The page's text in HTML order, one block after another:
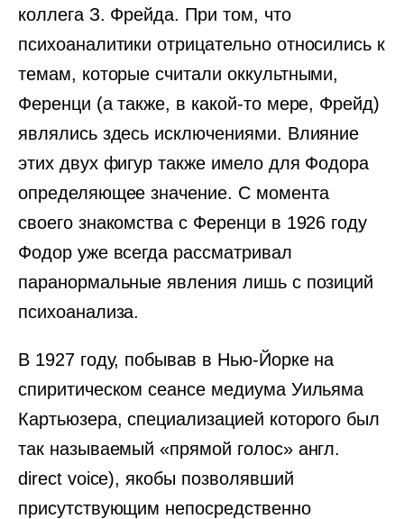
коллега З. Фрейда. При том, что
психоаналитики отрицательно относились к
темам, которые считали оккультными,
Ференци (а также, в какой-то мере, Фрейд)
являлись здесь исключениями. Влияние
этих двух фигур также имело для Фодора
определяющее значение. С момента
своего знакомства с Ференци в 1926 году
Фодор уже всегда рассматривал
паранормальные явления лишь с позиций
психоанализа.
В 1927 году, побывав в Нью-Йорке на
спиритическом сеансе медиума Уильяма
Картьюзера, специализацией которого был
так называемый «прямой голос» англ.
direct voice), якобы позволявший
присутствующим непосредственно